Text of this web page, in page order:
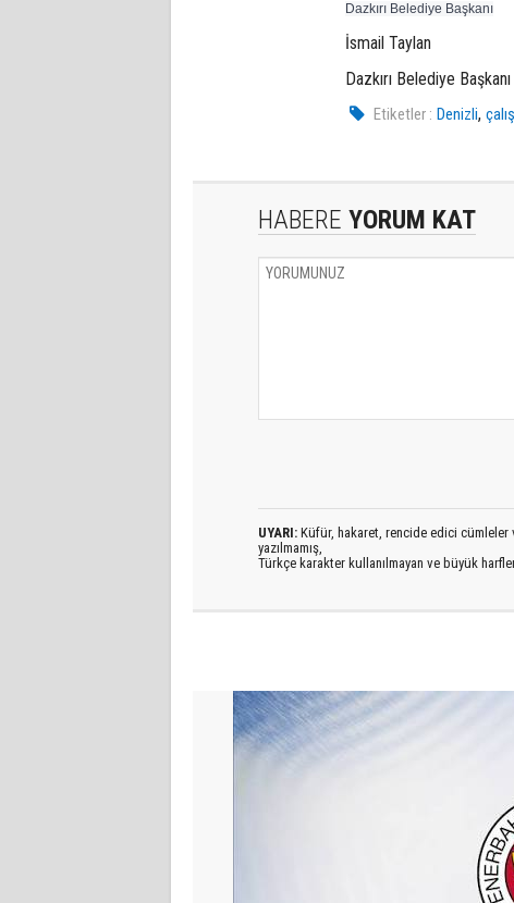
Dazkırı Belediye Başkanı
İsmail Taylan
Dazkırı Belediye Başkanı
Etiketler : Denizli,
HABERE YORUM KAT
UYARI: Küfür, hakaret, rencide edici cümleler
yazılmamış,
Türkçe karakter kullanılmayan ve büyük